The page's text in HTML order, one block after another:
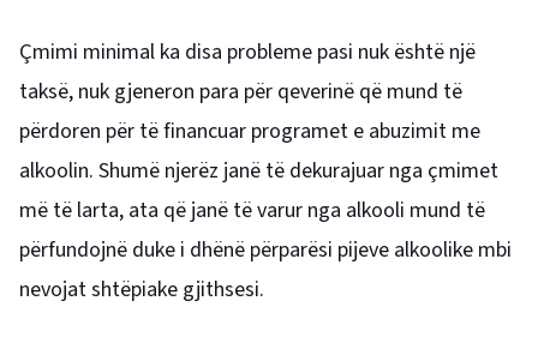
Çmimi minimal ka disa probleme pasi nuk është një
taksë, nuk gjeneron para për qeverinë që mund të
përdoren për të financuar programet e abuzimit me
alkoolin. Shumë njerëz janë të dekurajuar nga çmimet
më të larta, ata që janë të varur nga alkooli mund të
përfundojnë duke i dhënë përparësi pijeve alkoolike mbi
nevojat shtëpiake gjithsesi.